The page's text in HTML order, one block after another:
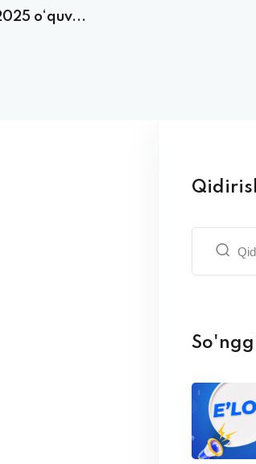
o‘quv...